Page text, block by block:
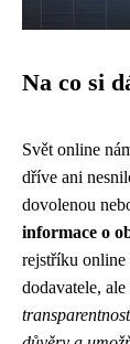
Na co si
Svět online
dříve ani
dovolenou
informace o
rejstříku online
dodavatele,